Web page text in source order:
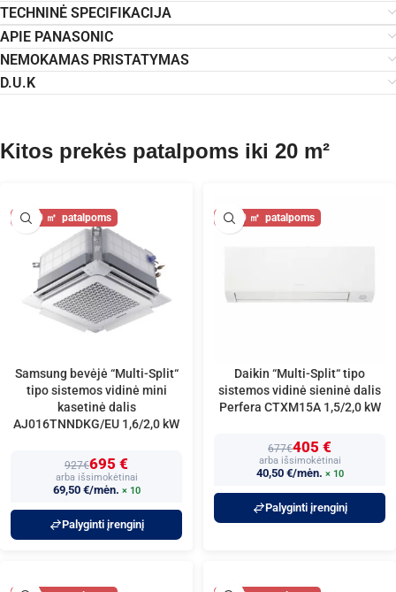
TECHNINĖ SPECIFIKACIJA
APIE PANASONIC
NEMOKAMAS PRISTATYMAS
D.U.K
Kitos prekės patalpoms iki 20 m²
20
Samsung bevėjė “Multi-Split“
tipo sistemos vidinė mini
kasetinė dalis
AJ016TNNDKG/EU 1,6/2,0 kW
927€695 €
arba išsimokėtinai
69,50 €/mėn. × 10
Palyginti įrenginį
20
Daikin “Multi-Split“ tipo
sistemos vidinė sieninė dalis
Perfera CTXM15A 1,5/2,0 kW
677€405 €
arba išsimokėtinai
40,50 €/mėn. × 10
Palyginti įrenginį